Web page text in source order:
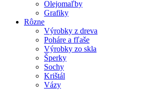
Olejomaľby
Grafiky
Rôzne
Výrobky z dreva
Poháre a fľaše
Výrobky zo skla
Šperky
Sochy
Krištál
Vázy